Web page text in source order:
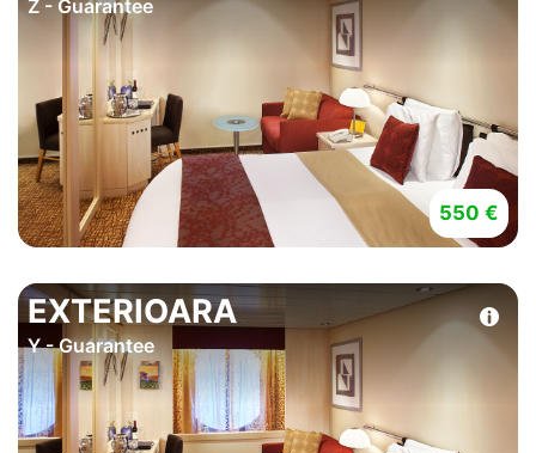
Z - Guarantee
550 €
EXTERIOARA
Y - Guarantee